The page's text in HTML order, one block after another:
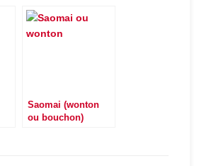
Saomai (wonton
ou bouchon)